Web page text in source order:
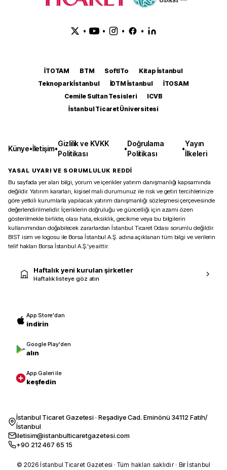
• • • •
İTOTAM BTM SoftITo
Kitap İstanbul
Teknopark İstanbul
İDTM İstanbul
İTOSAM
Cemile Sultan Tesisleri
ICVB
İstanbul Ticaret Üniversitesi
Künye•İletişim•
Gizlilik ve KVKK
Politikası
•
Doğrulama
Politikası
•
Yayın
İlkeleri
YASAL UYARI VE SORUMLULUK REDDİ
Bu sayfada yer alan bilgi, yorum ve içerikler yatırım danışmanlığı kapsamında
değildir. Yatırım kararları, kişisel mali durumunuz ile risk ve getiri tercihlerinize
göre yetkili kurumlarla yapılacak yatırım danışmanlığı sözleşmesi çerçevesinde
değerlendirilmelidir. İçeriklerin doğruluğu ve güncelliği için azami özen
gösterilmekle birlikte, olası hata, eksiklik, gecikme veya bu bilgilerin
kullanımından doğabilecek zararlardan İstanbul Ticaret Odası sorumlu değildir.
BIST isim ve logosu ile Borsa İstanbul A.Ş. adına açıklanan tüm bilgi ve verilerin
telif hakları Borsa İstanbul A.Ş.’ye aittir.
Haftalık yeni kurulan şirketler
Haftalık listeye göz atın
App Store'dan
indirin
Google Play'den
alın
App Galeri ile
keşfedin
İstanbul Ticaret Gazetesi · Reşadiye Cad. Eminönü 34112 Fatih/
İstanbul
iletisim@istanbulticaretgazetesi.com
+90 212 467 65 15
© 2026 İstanbul Ticaret Gazetesi · Tüm hakları saklıdır · Bir İstanbul